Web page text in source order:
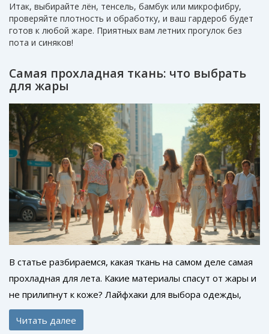
Итак, выбирайте лён, тенсель, бамбук или микрофибру,
проверяйте плотность и обработку, и ваш гардероб будет
готов к любой жаре. Приятных вам летних прогулок без
пота и синяков!
Самая прохладная ткань: что выбрать
для жары
В статье разбираемся, какая ткань на самом деле самая
прохладная для лета. Какие материалы спасут от жары и
не прилипнут к коже? Лайфхаки для выбора одежды,
чтобы не страдать от сильной жары в городе и на
отдыхе. Есть ли разница между модными тканями и
Читать далее